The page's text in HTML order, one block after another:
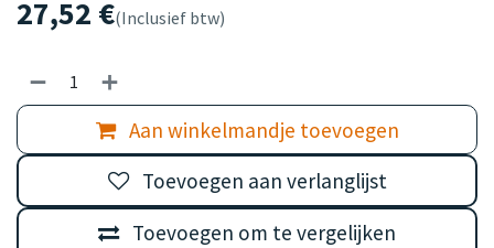
27,52 €(Inclusief btw)
Aan winkelmandje toevoegen
Toevoegen om te vergelijken
Toevoegen aan verlanglijst